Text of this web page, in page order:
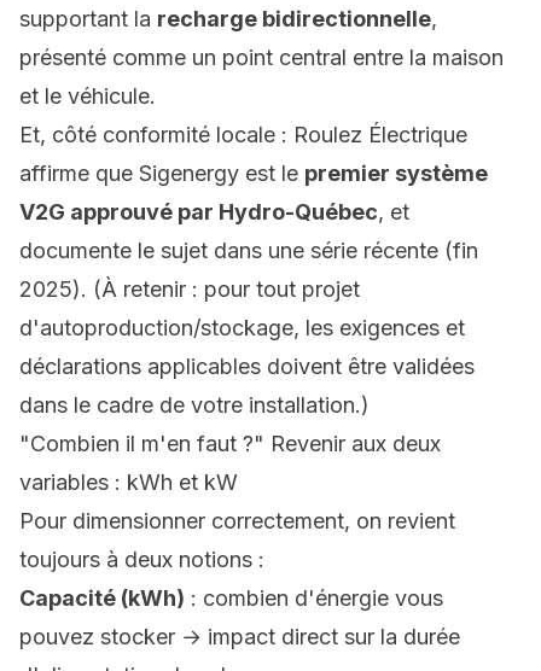
supportant la recharge bidirectionnelle,
présenté comme un point central entre la maison
et le véhicule.
Et, côté conformité locale : Roulez Électrique
affirme que Sigenergy est le premier système
V2G approuvé par Hydro-Québec, et
documente le sujet dans une série récente (fin
2025). (À retenir : pour tout projet
d'autoproduction/stockage, les exigences et
déclarations applicables doivent être validées
dans le cadre de votre installation.)
"Combien il m'en faut ?" Revenir aux deux
variables : kWh et kW
Pour dimensionner correctement, on revient
toujours à deux notions :
Capacité (kWh) : combien d'énergie vous
pouvez stocker → impact direct sur la durée